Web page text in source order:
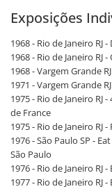
Exposições
1968 - Rio de Janeiro RJ
1968 - Rio de Janeiro RJ
1968 - Vargem Grande
1971 - Vargem Grande
1975 - Rio de Janeiro
de France
1975 - Rio de Janeiro RJ
1976 - São Paulo SP -
São Paulo
1976 - Rio de Janeiro RJ
1977 - Rio de Janeiro RJ